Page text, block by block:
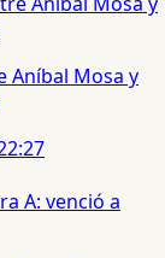
Aníbal Mosa y